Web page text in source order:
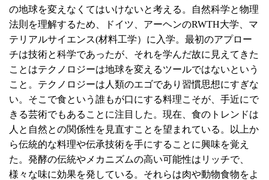
の地球を変えなくてはいけないと考える。自然科学と物理
法則を理解するため、ドイツ、アーヘンのRWTH大学、マ
テリアルサイエンス(材料工学）に入学。最初のアプロー
チは技術と科学であったが、それを学んだ故に見えてきた
ことはテクノロジーは地球を変えるツールではないという
こと。テクノロジーは人類のエゴであり習慣思想にすぎな
い。そこで食という誰もが口にする料理こそが、手近にで
きる芸術でもあることに注目した。現在、食のトレンドは
人と自然との関係性を見直すことを望まれている。以上か
ら伝統的な料理や伝承技術を手にすることに興味を覚え
た。発酵の伝統やメカニズムの高い可能性はリッチで、
様々な味に効果を発している。それらは肉や動物食物をよ